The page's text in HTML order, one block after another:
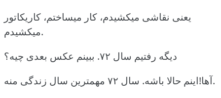
یعنی نقاشی میکشیدم، کار میساختم، کاریکاتور
میکشیدم.
دیگه رفتیم سال ۷۲. ببینم عکس بعدی چیه؟
آها!اینم حالا باشه. سال ۷۲ مهمترین سال زندگی منه.